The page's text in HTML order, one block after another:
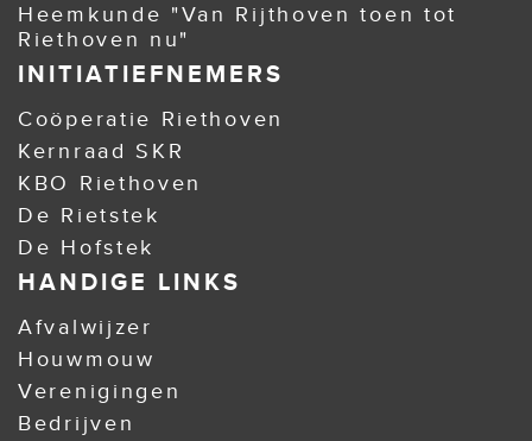
Heemkunde "Van Rijthoven toen tot
Riethoven nu"
INITIATIEFNEMERS
Coöperatie Riethoven
Kernraad SKR
KBO Riethoven
De Rietstek
De Hofstek
HANDIGE LINKS
Afvalwijzer
Houwmouw
Verenigingen
Bedrijven